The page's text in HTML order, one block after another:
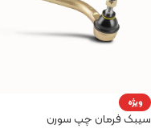
ویژه
سیبک فرمان چپ سورن